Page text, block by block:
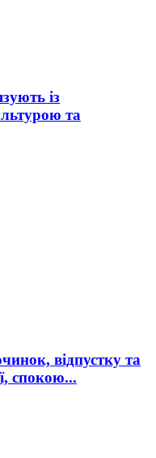
із
та
відпустку та
спокою...